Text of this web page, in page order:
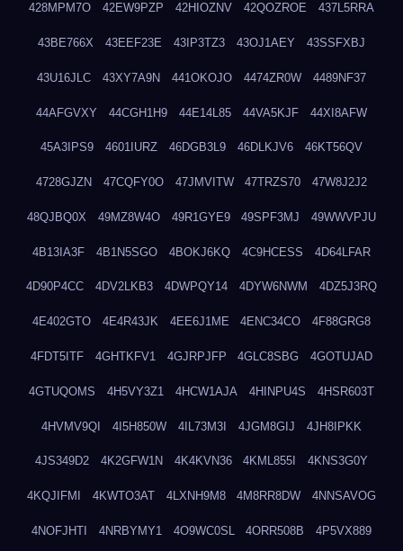
428MPM7O 42EW9PZP 42HIOZNV 42QOZROE 437L5RRA
43BE766X 43EEF23E 43IP3TZ3 43OJ1AEY 43SSFXBJ
43U16JLC 43XY7A9N 441OKOJO 4474ZR0W 4489NF37
44AFGVXY 44CGH1H9 44E14L85 44VA5KJF 44XI8AFW
45A3IPS9 4601IURZ 46DGB3L9 46DLKJV6 46KT56QV
4728GJZN 47CQFY0O 47JMVITW 47TRZS70 47W8J2J2
48QJBQ0X 49MZ8W4O 49R1GYE9 49SPF3MJ 49WWVPJU
4B13IA3F 4B1N5SGO 4BOKJ6KQ 4C9HCESS 4D64LFAR
4D90P4CC 4DV2LKB3 4DWPQY14 4DYW6NWM 4DZ5J3RQ
4E402GTO 4E4R43JK 4EE6J1ME 4ENC34CO 4F88GRG8
4FDT5ITF 4GHTKFV1 4GJRPJFP 4GLC8SBG 4GOTUJAD
4GTUQOMS 4H5VY3Z1 4HCW1AJA 4HINPU4S 4HSR603T
4HVMV9QI 4I5H850W 4IL73M3I 4JGM8GIJ 4JH8IPKK
4JS349D2 4K2GFW1N 4K4KVN36 4KML855I 4KNS3G0Y
4KQJIFMI 4KWTO3AT 4LXNH9M8 4M8RR8DW 4NNSAVOG
4NOFJHTI 4NRBYMY1 4O9WC0SL 4ORR508B 4P5VX889